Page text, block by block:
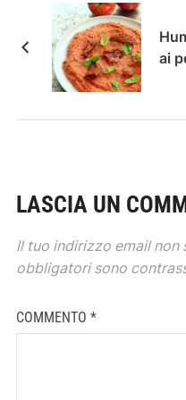
ai
LASCIA UN
Il tuo indirizzo email non
obbligatori sono
COMMENTO *